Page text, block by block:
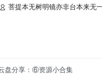
菩提本无树明镜亦非台本来无
盘分享：⑥资源小合集